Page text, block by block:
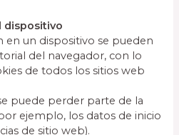
dispositivo
en un dispositivo se pueden
del navegador, con lo
de todos los sitios web
puede perder parte de la
ejemplo, los datos de inicio
de sitio web).